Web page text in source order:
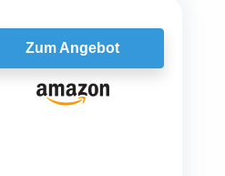
Zum Angebot